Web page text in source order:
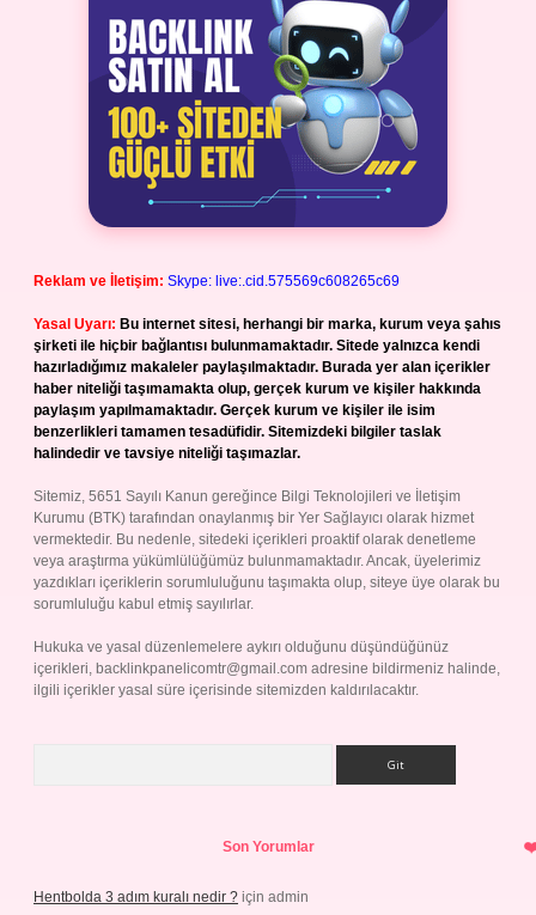
Reklam ve İletişim: Skype: live:.cid.575569c608265c69
Yasal Uyarı: Bu internet sitesi, herhangi bir marka, kurum veya şahıs
şirketi ile hiçbir bağlantısı bulunmamaktadır. Sitede yalnızca kendi
hazırladığımız makaleler paylaşılmaktadır. Burada yer alan içerikler
haber niteliği taşımamakta olup, gerçek kurum ve kişiler hakkında
paylaşım yapılmamaktadır. Gerçek kurum ve kişiler ile isim
benzerlikleri tamamen tesadüfidir. Sitemizdeki bilgiler taslak
halindedir ve tavsiye niteliği taşımazlar.
Sitemiz, 5651 Sayılı Kanun gereğince Bilgi Teknolojileri ve İletişim
Kurumu (BTK) tarafından onaylanmış bir Yer Sağlayıcı olarak hizmet
vermektedir. Bu nedenle, sitedeki içerikleri proaktif olarak denetleme
veya araştırma yükümlülüğümüz bulunmamaktadır. Ancak, üyelerimiz
yazdıkları içeriklerin sorumluluğunu taşımakta olup, siteye üye olarak bu
sorumluluğu kabul etmiş sayılırlar.
Hukuka ve yasal düzenlemelere aykırı olduğunu düşündüğünüz
içerikleri, backlinkpanelicomtr@gmail.com adresine bildirmeniz halinde,
ilgili içerikler yasal süre içerisinde sitemizden kaldırılacaktır.
Son Yorumlar
Hentbolda 3 adım kuralı nedir ? için admin